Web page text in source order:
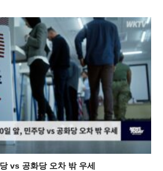
vs 공화당 오차 밖 우세